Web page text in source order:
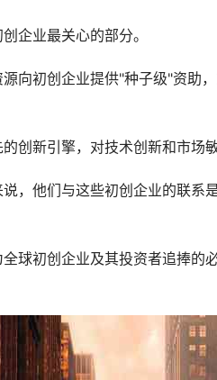
企业最关心的部分。
向初创企业提供"种子级"资助
创新引擎，对技术创新和市场
，他们与这些初创企业的联系
球初创企业及其投资者追捧的